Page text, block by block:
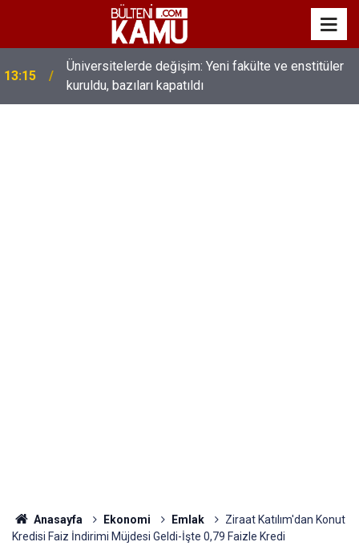
13:00
MEB’de üst düzey değişim: Genel müdürler değişti,
yeni isimler atandı
Anasayfa Ekonomi Emlak
Ziraat Katılım'dan Konut
Kredisi Faiz İndirimi Müjdesi Geldi-İşte 0,79 Faizle Kredi